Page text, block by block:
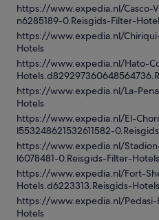
https://www.expedia.nl/Casco-
n6285189-0.Reisgids-Filter-
https://www.expedia.nl/
Hotels
https://www.expedia.nl/Hato-
https://www.expedia.nl/La-
Hotels
https://www.expedia.nl/El-
l553248621532611582-
https://www.expedia.nl/
l6078481-0.Reisgids-Filter-Hotels
https://www.expedia.nl/Fort-
Hotels.d6223313.Reisgids-Hotels
https://www.expedia.nl/Pedasi-
Hotels